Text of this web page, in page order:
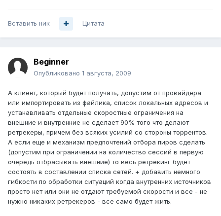
Вставить ник Цитата
Beginner
Опубликовано 1 августа, 2009
А клиент, который будет получать, допустим от провайдера
или импортировать из файлика, список локальных адресов и
устанавливать отдельные скоростные ограничения на
внешние и внутренние не сделает 90% того что делают
ретрекеры, причем без всяких усилий со стороны торрентов.
А если еще и механизм предпочтений отбора пиров сделать
(допустим при ограничении на количество сессий в первую
очередь отбрасывать внешние) то весь ретрекинг будет
состоять в составлении списка сетей. + добавить немного
гибкости по обработки ситуаций когда внутренних источников
просто нет или они не отдают требуемой скорости и все - не
нужно никаких ретрекеров - все само будет жить.